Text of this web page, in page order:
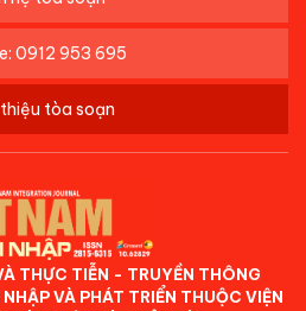
0912 953 695
tòa soạn
THỰC TIỄN - TRUYỀN THÔNG
VÀ PHÁT TRIỂN THUỘC VIỆN